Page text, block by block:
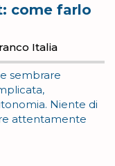
come farlo
Italia
sembrare
Niente di
attentamente